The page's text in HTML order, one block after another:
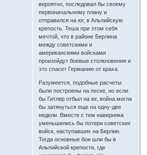
вероятно, последовал бы своему
первоначальному плану и
отправился на юг, в Альпийскую
крепость. Теша при этом себя
мечтой, что в районе Берлина
между советскими и
американскими войсками
произойдут боевые столкновения и
это спасет Германию от краха.
Разумеется, подобные расчеты
были построены на песке, но если
бы Гитлер отбыл на юг, война могла
бы затянуться еще на одну-две
недели. Вместе с тем наверняка
уменьшились бы потери советских
войск, наступавших на Берлин.
Тогда основные бои шли бы в
Альпийской крепости, где